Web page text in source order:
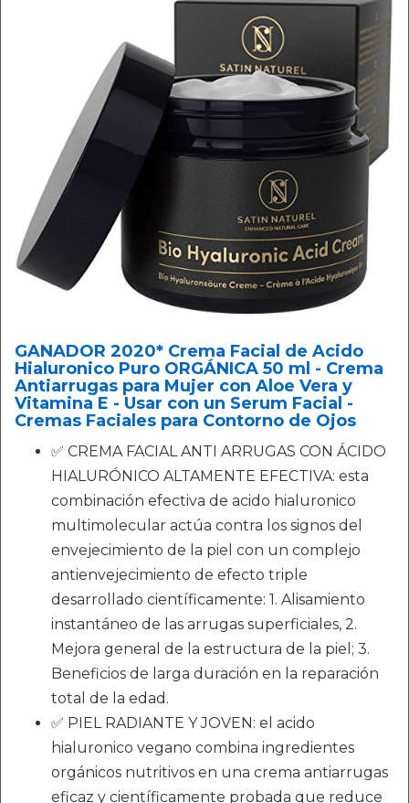
GANADOR 2020* Crema Facial de Acido
Hialuronico Puro ORGÁNICA 50 ml - Crema
Antiarrugas para Mujer con Aloe Vera y
Vitamina E - Usar con un Serum Facial -
Cremas Faciales para Contorno de Ojos
✅ CREMA FACIAL ANTI ARRUGAS CON ÁCIDO
HIALURÓNICO ALTAMENTE EFECTIVA: esta
combinación efectiva de acido hialuronico
multimolecular actúa contra los signos del
envejecimiento de la piel con un complejo
antienvejecimiento de efecto triple
desarrollado científicamente: 1. Alisamiento
instantáneo de las arrugas superficiales, 2.
Mejora general de la estructura de la piel; 3.
Beneficios de larga duración en la reparación
total de la edad.
✅ PIEL RADIANTE Y JOVEN: el acido
hialuronico vegano combina ingredientes
orgánicos nutritivos en una crema antiarrugas
eficaz y científicamente probada que reduce